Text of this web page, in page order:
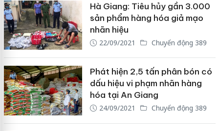
Hà Giang: Tiêu hủy gần 3.000
sản phẩm hàng hóa giả mạo
nhãn hiệu
22/09/2021 Chuyển động 389
Phát hiện 2,5 tấn phân bón có
dấu hiệu vi phạm nhãn hàng
hóa tại An Giang
24/09/2021 Chuyển động 389